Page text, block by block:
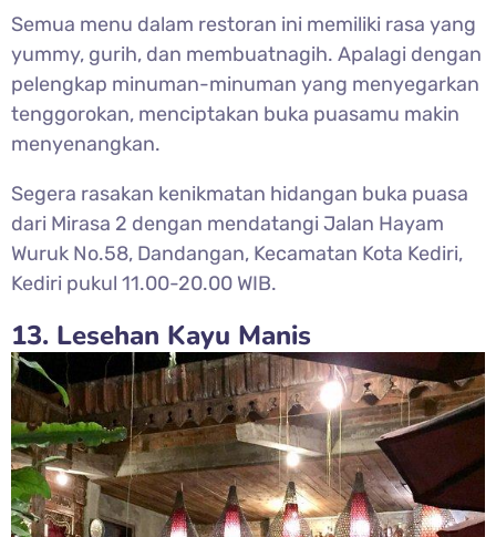
Semua menu dalam restoran ini memiliki rasa yang
yummy, gurih, dan membuatnagih. Apalagi dengan
pelengkap minuman-minuman yang menyegarkan
tenggorokan, menciptakan buka puasamu makin
menyenangkan.
Segera rasakan kenikmatan hidangan buka puasa
dari Mirasa 2 dengan mendatangi Jalan Hayam
Wuruk No.58, Dandangan, Kecamatan Kota Kediri,
Kediri pukul 11.00-20.00 WIB.
13. Lesehan Kayu Manis